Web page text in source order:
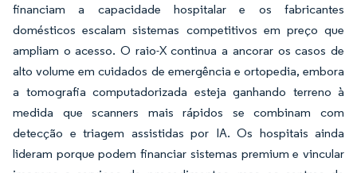
financiam a capacidade hospitalar e os fabricantes
domésticos escalam sistemas competitivos em preço que
ampliam o acesso. O raio-X continua a ancorar os casos de
alto volume em cuidados de emergência e ortopedia, embora
a tomografia computadorizada esteja ganhando terreno à
medida que scanners mais rápidos se combinam com
detecção e triagem assistidas por IA. Os hospitais ainda
lideram porque podem financiar sistemas premium e vincular